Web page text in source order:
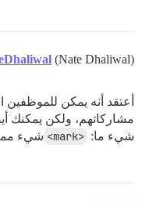
(Nate Dhaliwal)
أعتقد أنه يمكن للموظفين
مشاركاتهم، ولكن يمكنك
شيء ما: <mark> شيء